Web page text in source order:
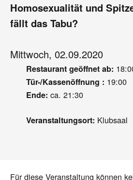
Homosexualität und
fällt das Tabu?
Mittwoch, 02.09.2020
Restaurant geöffnet ab:
Tür-/Kassenöffnung : 19:00
Ende: ca. 21:30
Veranstaltungsort: Klubsaal
Für diese Veranstaltung können